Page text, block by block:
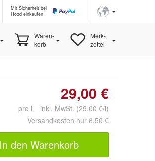
Mit Sicherheit bei
Hood einkaufen
Waren-
korb
Merk-
zettel
29,00 €
pro l inkl. MwSt. (29,00 €/l)
Versandkosten nur 6,50 €
In den Warenkorb